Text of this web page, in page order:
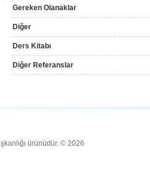
Gereken Olanaklar
Diğer
Ders Kitabı
Diğer Referanslar
ürünüdür. © 2026